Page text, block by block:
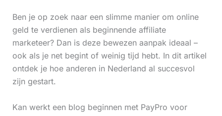
Ben je op zoek naar een slimme manier om online
geld te verdienen als beginnende affiliate
marketeer? Dan is deze bewezen aanpak ideaal –
ook als je net begint of weinig tijd hebt. In dit artikel
ontdek je hoe anderen in Nederland al succesvol
zijn gestart.
Kan werkt een blog beginnen met PayPro voor